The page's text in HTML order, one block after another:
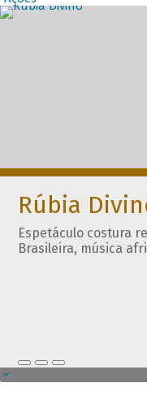
Rúbia
Espetáculo costura
Brasileira, música